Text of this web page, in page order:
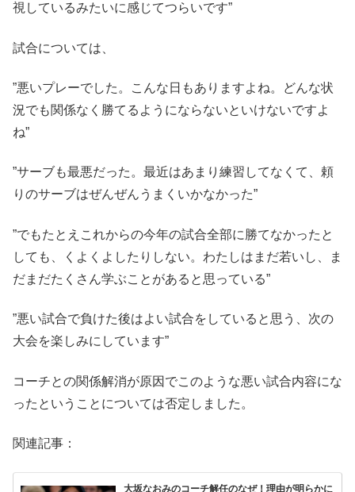
視しているみたいに感じてつらいです”
試合については、
”悪いプレーでした。こんな日もありますよね。どんな状
況でも関係なく勝てるようにならないといけないですよ
ね”
”サーブも最悪だった。最近はあまり練習してなくて、頼
りのサーブはぜんぜんうまくいかなかった”
”でもたとえこれからの今年の試合全部に勝てなかったと
しても、くよくよしたりしない。わたしはまだ若いし、ま
だまだたくさん学ぶことがあると思っている”
”悪い試合で負けた後はよい試合をしていると思う、次の
大会を楽しみにしています”
コーチとの関係解消が原因でこのような悪い試合内容にな
ったということについては否定しました。
関連記事：
大坂なおみのコーチ解任のなぜ！理由が明らかに